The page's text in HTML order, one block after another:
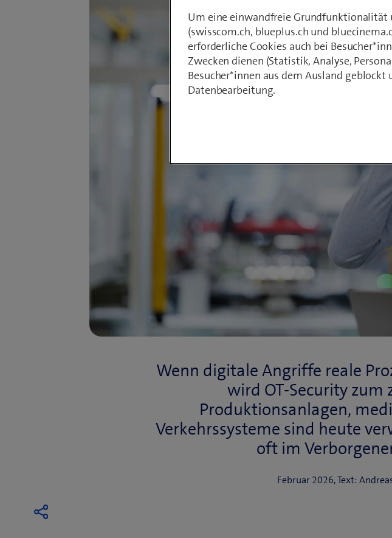
Wenn digitale Angriffe reale
wird OT-Security zum
Produktionsanlagen,
Verkehrssysteme sind heute
oft im
Februar 2026, Text:
Um eine einwandfreie Grundfunktionalität
(swisscom.ch, blueplus.ch und
erforderliche Cookies auch bei
Zwecken dienen (Statistik, Analyse,
Besucher*innen aus dem Ausland
Datenbearbeitung.